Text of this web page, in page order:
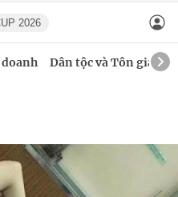
2026
Dân tộc và Tôn giáo